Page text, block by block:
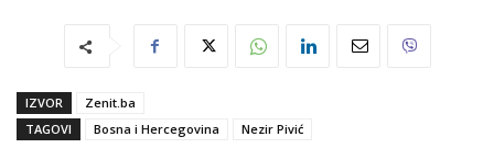
IZVOR
Zenit.ba
TAGOVI
Bosna i Hercegovina Nezir Pivić